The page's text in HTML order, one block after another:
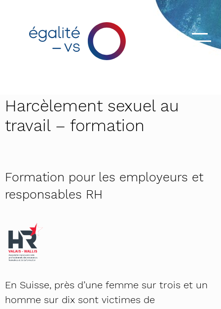
Harcèlement sexuel au
travail – formation
Formation pour les employeurs et
responsables RH
En Suisse, près d’une femme sur trois et un
homme sur dix sont victimes de